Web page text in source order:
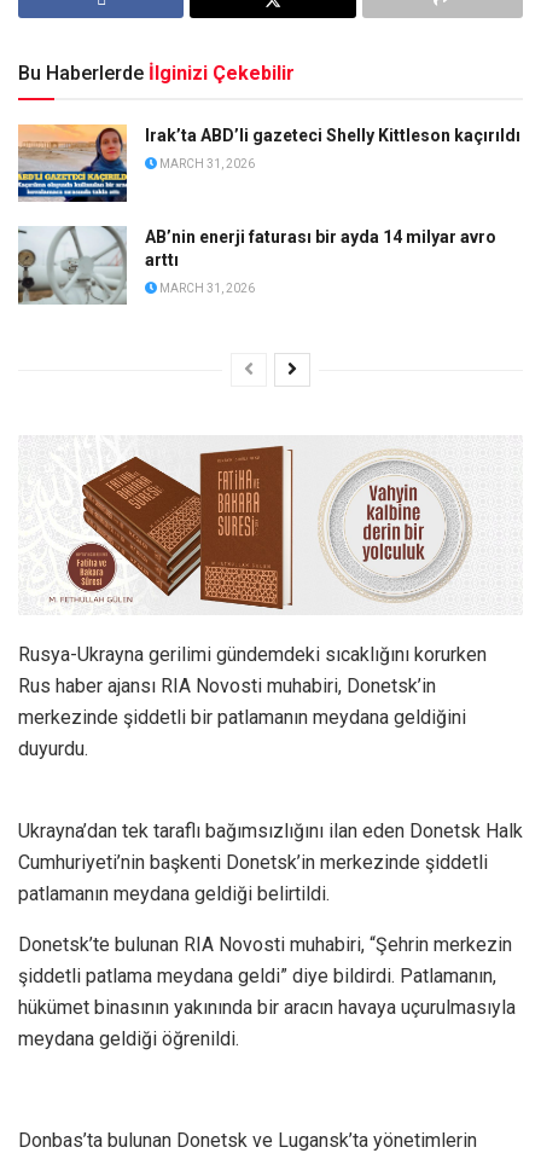
Bu Haberlerde İlginizi Çekebilir
Irak’ta ABD’li gazeteci Shelly Kittleson kaçırıldı
MARCH 31, 2026
AB’nin enerji faturası bir ayda 14 milyar avro
arttı
MARCH 31, 2026
Rusya-Ukrayna gerilimi gündemdeki sıcaklığını korurken
Rus haber ajansı RIA Novosti muhabiri, Donetsk’in
merkezinde şiddetli bir patlamanın meydana geldiğini
duyurdu.
Ukrayna’dan tek taraflı bağımsızlığını ilan eden Donetsk Halk
Cumhuriyeti’nin başkenti Donetsk’in merkezinde şiddetli
patlamanın meydana geldiği belirtildi.
Donetsk’te bulunan RIA Novosti muhabiri, “Şehrin merkezin
şiddetli patlama meydana geldi” diye bildirdi. Patlamanın,
hükümet binasının yakınında bir aracın havaya uçurulmasıyla
meydana geldiği öğrenildi.
Donbas’ta bulunan Donetsk ve Lugansk’ta yönetimlerin